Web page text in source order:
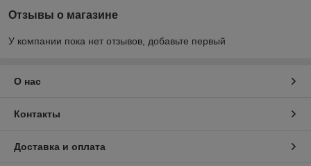
Отзывы о магазине
У компании пока нет отзывов, добавьте первый
О нас
Контакты
Доставка и оплата